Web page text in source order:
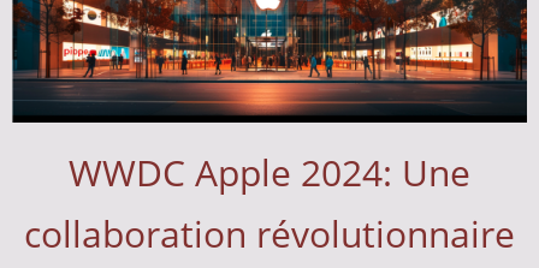
WWDC Apple 2024: Une
collaboration révolutionnaire